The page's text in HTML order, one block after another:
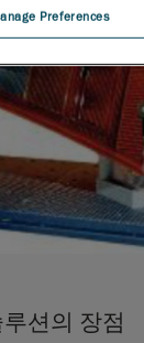
션의 장점
Preferences